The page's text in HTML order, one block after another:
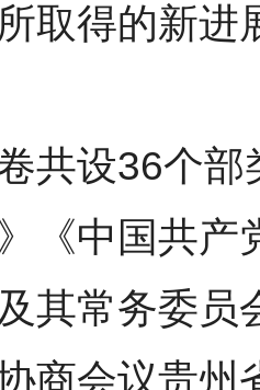
取得的新进
共设36个部
《中国共产
其常务委员
商会议贵州